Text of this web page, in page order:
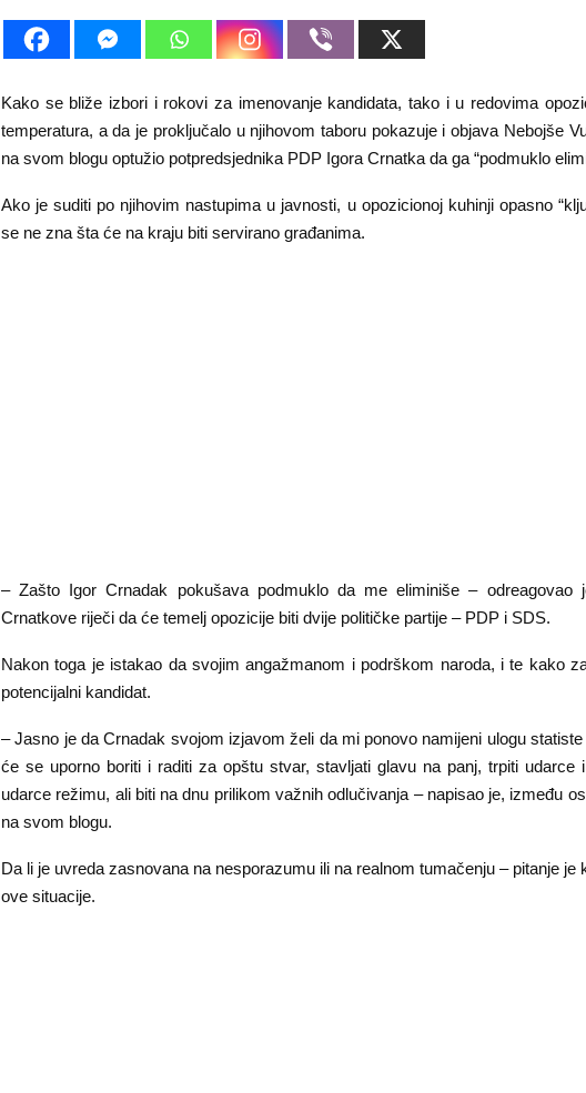
Kako se bliže izbori i rokovi za imenovanje kandidata, tako i u redovima
temperatura, a da je proključalo u njihovom taboru pokazuje i objava Nebojše
na svom blogu optužio potpredsjednika PDP Igora Crnatka da ga “podmuklo
Ako je suditi po njihovim nastupima u javnosti, u opozicionoj kuhinji opasno
se ne zna šta će na kraju biti servirano građanima.
– Zašto Igor Crnadak pokušava podmuklo da me eliminiše – odreagovao
Crnatkove riječi da će temelj opozicije biti dvije političke partije – PDP i SDS.
Nakon toga je istakao da svojim angažmanom i podrškom naroda, i te kako
potencijalni kandidat.
– Jasno je da Crnadak svojom izjavom želi da mi ponovo namijeni ulogu
će se uporno boriti i raditi za opštu stvar, stavljati glavu na panj, trpiti udarce
udarce režimu, ali biti na dnu prilikom važnih odlučivanja – napisao je, između
na svom blogu.
Da li je uvreda zasnovana na nesporazumu ili na realnom tumačenju – pitanje je
ove situacije.